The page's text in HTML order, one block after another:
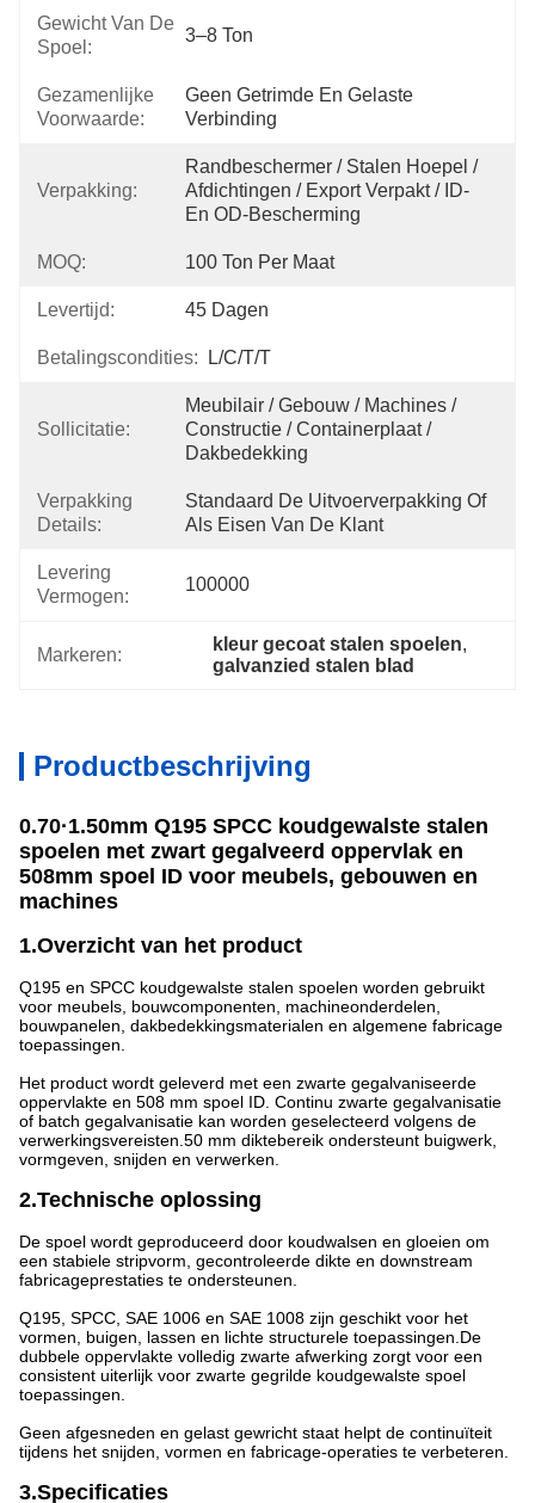
Gewicht Van De
Spoel:
3–8 Ton
Gezamenlijke
Voorwaarde:
Geen Getrimde En Gelaste
Verbinding
Verpakking:
Randbeschermer / Stalen Hoepel /
Afdichtingen / Export Verpakt / ID-
En OD-Bescherming
MOQ: 100 Ton Per Maat
Levertijd: 45 Dagen
Betalingscondities: L/C/T/T
Sollicitatie:
Meubilair / Gebouw / Machines /
Constructie / Containerplaat /
Dakbedekking
Verpakking
Details:
Standaard De Uitvoerverpakking Of
Als Eisen Van De Klant
Levering
Vermogen:
100000
Markeren:
kleur gecoat stalen spoelen,
galvanzied stalen blad
Productbeschrijving
0.70·1.50mm Q195 SPCC koudgewalste stalen
spoelen met zwart gegalveerd oppervlak en
508mm spoel ID voor meubels, gebouwen en
machines
1.Overzicht van het product
Q195 en SPCC koudgewalste stalen spoelen worden gebruikt
voor meubels, bouwcomponenten, machineonderdelen,
bouwpanelen, dakbedekkingsmaterialen en algemene fabricage
toepassingen.
Het product wordt geleverd met een zwarte gegalvaniseerde
oppervlakte en 508 mm spoel ID. Continu zwarte gegalvanisatie
of batch gegalvanisatie kan worden geselecteerd volgens de
verwerkingsvereisten.50 mm diktebereik ondersteunt buigwerk,
vormgeven, snijden en verwerken.
2.Technische oplossing
De spoel wordt geproduceerd door koudwalsen en gloeien om
een stabiele stripvorm, gecontroleerde dikte en downstream
fabricageprestaties te ondersteunen.
Q195, SPCC, SAE 1006 en SAE 1008 zijn geschikt voor het
vormen, buigen, lassen en lichte structurele toepassingen.De
dubbele oppervlakte volledig zwarte afwerking zorgt voor een
consistent uiterlijk voor zwarte gegrilde koudgewalste spoel
toepassingen.
Geen afgesneden en gelast gewricht staat helpt de continuïteit
tijdens het snijden, vormen en fabricage-operaties te verbeteren.
3.Specificaties